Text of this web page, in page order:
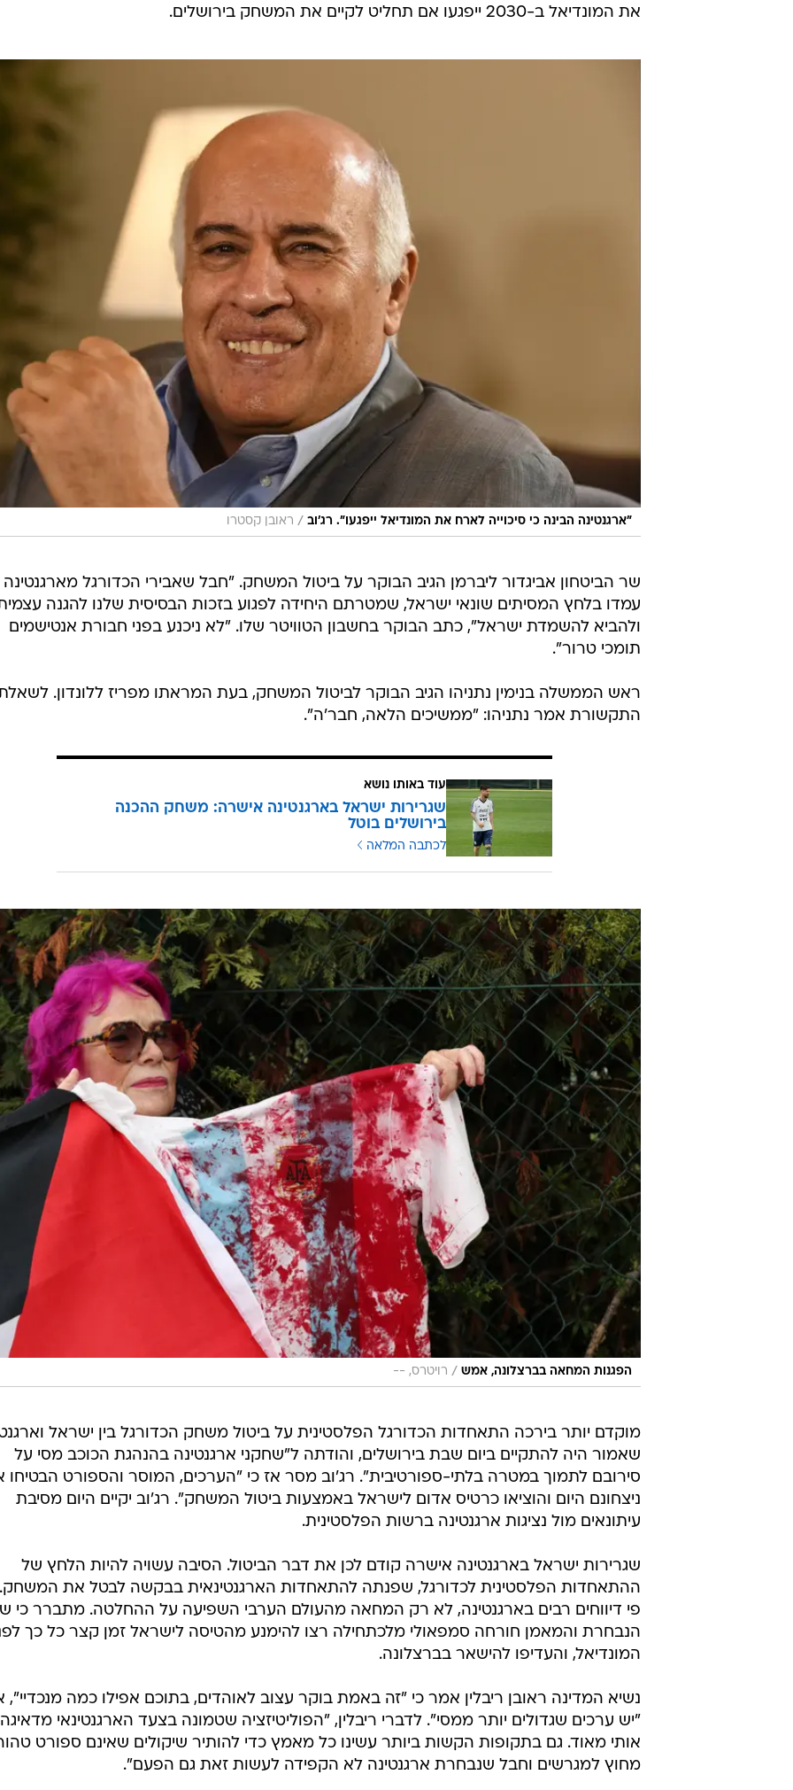
את המונדיאל ב-2030 ייפגעו אם תחליט לקיים את המשחק בירושלים.
"ארגנטינה הבינה כי סיכוייה לארח את המונדיאל ייפגעו". רג'וב / ראובן קסטרו
שר הביטחון אביגדור ליברמן הגיב הבוקר על ביטול המשחק. "חבל שאבירי הכדורגל
עמדו בלחץ המסיתים שונאי ישראל, שמטרתם היחידה לפגוע בזכות הבסיסית שלנו להגנה
ולהביא להשמדת ישראל", כתב הבוקר בחשבון הטוויטר שלו. "לא ניכנע בפני חבורת אנטישמים
תומכי טרור".
ראש הממשלה בנימין נתניהו הגיב הבוקר לביטול המשחק, בעת המראתו מפריז ללונדון.
התקשורת אמר נתניהו: "ממשיכים הלאה, חבר'ה".
עוד באותו נושא
שגרירות ישראל בארגנטינה אישרה: משחק ההכנה
בירושלים בוטל
לכתבה המלאה
הפגנות המחאה בברצלונה, אמש / רויטרס, --
מוקדם יותר בירכה התאחדות הכדורגל הפלסטינית על ביטול משחק הכדורגל בין ישראל
שאמור היה להתקיים ביום שבת בירושלים, והודתה ל"שחקני ארגנטינה בהנהגת הכוכב מסי על
סירובם לתמוך במטרה בלתי-ספורטיבית". רג'וב מסר אז כי "הערכים, המוסר והספורט הבטיחו
ניצחונם היום והוציאו כרטיס אדום לישראל באמצעות ביטול המשחק". רג'וב יקיים היום מסיבת
עיתונאים מול נציגות ארגנטינה ברשות הפלסטינית.
שגרירות ישראל בארגנטינה אישרה קודם לכן את דבר הביטול. הסיבה עשויה להיות הלחץ של
ההתאחדות הפלסטינית לכדורגל, שפנתה להתאחדות הארגנטינאית בבקשה לבטל את
פי דיווחים רבים בארגנטינה, לא רק המחאה מהעולם הערבי השפיעה על ההחלטה. מתברר כי
הנבחרת והמאמן חורחה סמפאולי מלכתחילה רצו להימנע מהטיסה לישראל זמן קצר כל כך
המונדיאל, והעדיפו להישאר בברצלונה.
נשיא המדינה ראובן ריבלין אמר כי "זה באמת בוקר עצוב לאוהדים, בתוכם אפילו כמה מנכדיי",
"יש ערכים שגדולים יותר ממסי". לדברי ריבלין, "הפוליטיזציה שטמונה בצעד הארגנטינאי מדאיגה
אותי מאוד. גם בתקופות הקשות ביותר עשינו כל מאמץ כדי להותיר שיקולים שאינם ספורט
מחוץ למגרשים וחבל שנבחרת ארגנטינה לא הקפידה לעשות זאת גם הפעם".